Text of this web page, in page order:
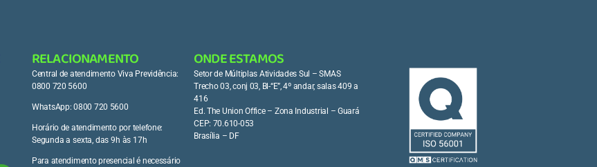
RELACIONAMENTO
Central de atendimento Viva Previdência:
0800 720 5600
WhatsApp: 0800 720 5600
Horário de atendimento por telefone:
Segunda a sexta, das 9h às 17h
Para atendimento presencial é necessário
ONDE ESTAMOS
Setor de Múltiplas Atividades Sul – SMAS
Trecho 03, conj 03, Bl-“E”, 4º andar, salas 409 a
416
Ed. The Union Office – Zona Industrial – Guará
CEP: 70.610-053
Brasília – DF